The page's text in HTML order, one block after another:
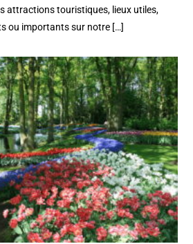
attractions touristiques, lieux utiles,
ou importants sur notre […]